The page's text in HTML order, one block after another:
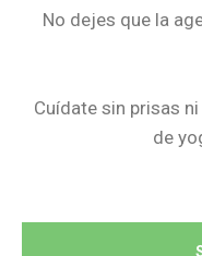
No dejes que la
Cuídate sin prisas
de